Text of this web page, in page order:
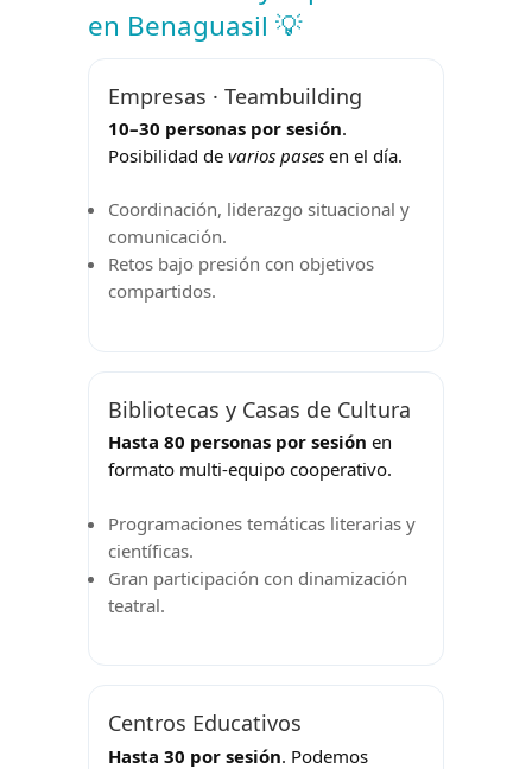
en Benaguasil 💡
Empresas · Teambuilding
10–30 personas por sesión.
Posibilidad de varios pases en el día.
Coordinación, liderazgo situacional y
comunicación.
Retos bajo presión con objetivos
compartidos.
Bibliotecas y Casas de Cultura
Hasta 80 personas por sesión en
formato multi-equipo cooperativo.
Programaciones temáticas literarias y
científicas.
Gran participación con dinamización
teatral.
Centros Educativos
Hasta 30 por sesión. Podemos